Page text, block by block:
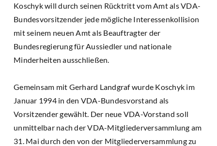
Koschyk will durch seinen Rücktritt vom Amt als VDA-
Bundesvorsitzender jede mögliche Interessenkollision
mit seinem neuen Amt als Beauftragter der
Bundesregierung für Aussiedler und nationale
Minderheiten ausschließen.
Gemeinsam mit Gerhard Landgraf wurde Koschyk im
Januar 1994 in den VDA-Bundesvorstand als
Vorsitzender gewählt. Der neue VDA-Vorstand soll
unmittelbar nach der VDA-Mitgliederversammlung am
31. Mai durch den von der Mitgliederversammlung zu